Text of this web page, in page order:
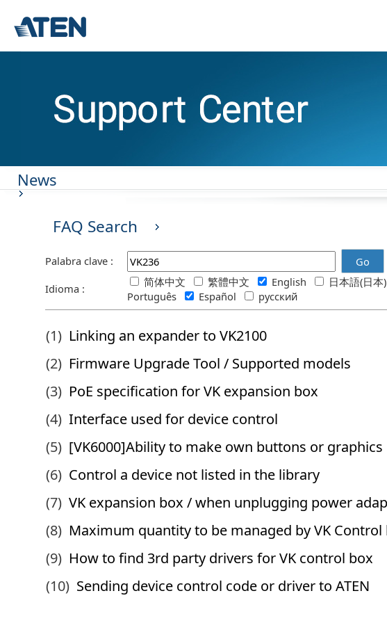
News
FAQ Search
Palabra clave : Go
Idioma :
简体中文 繁體中文 English 日本語(日本)
Português
Español русский